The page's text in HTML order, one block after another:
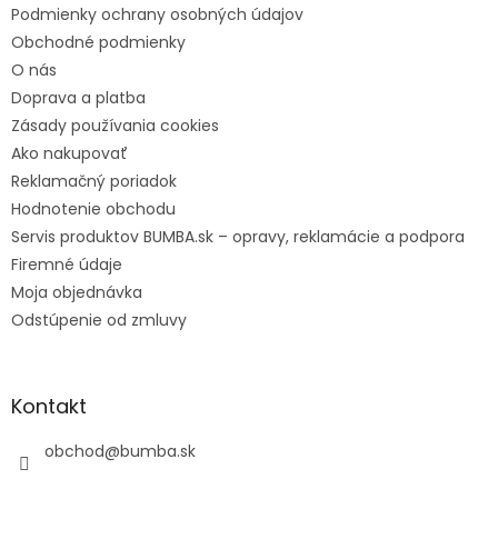
Podmienky ochrany osobných údajov
Obchodné podmienky
O nás
Doprava a platba
Zásady používania cookies
Ako nakupovať
Reklamačný poriadok
Hodnotenie obchodu
Servis produktov BUMBA.sk – opravy, reklamácie a podpora
Firemné údaje
Moja objednávka
Odstúpenie od zmluvy
Kontakt
obchod@bumba.sk